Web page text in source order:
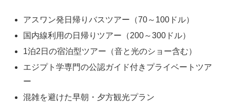
アスワン発日帰りバスツアー（70～100ドル）
国内線利用の日帰りツアー（200～300ドル）
1泊2日の宿泊型ツアー（音と光のショー含む）
エジプト学専門の公認ガイド付きプライベートツア
ー
混雑を避けた早朝・夕方観光プラン